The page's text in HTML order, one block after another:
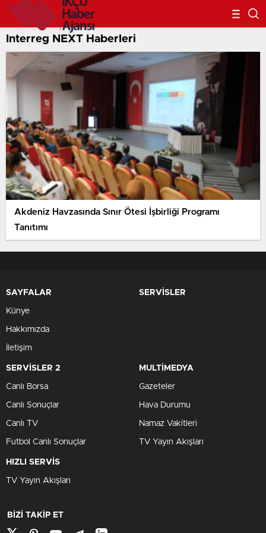
Interreg NEXT Haberleri
Akdeniz Havzasında Sınır Ötesi İşbirliği Programı
Tanıtımı
SAYFALAR
Künye
Hakkımızda
İletişim
SERVİSLER
SERVİSLER 2
Canlı Borsa
Canlı Sonuçlar
Canlı TV
Futbol Canlı Sonuçlar
MULTİMEDYA
Gazeteler
Hava Durumu
Namaz Vakitleri
TV Yayın Akışları
HIZLI SERVİS
TV Yayın Akışları
BİZİ TAKİP ET